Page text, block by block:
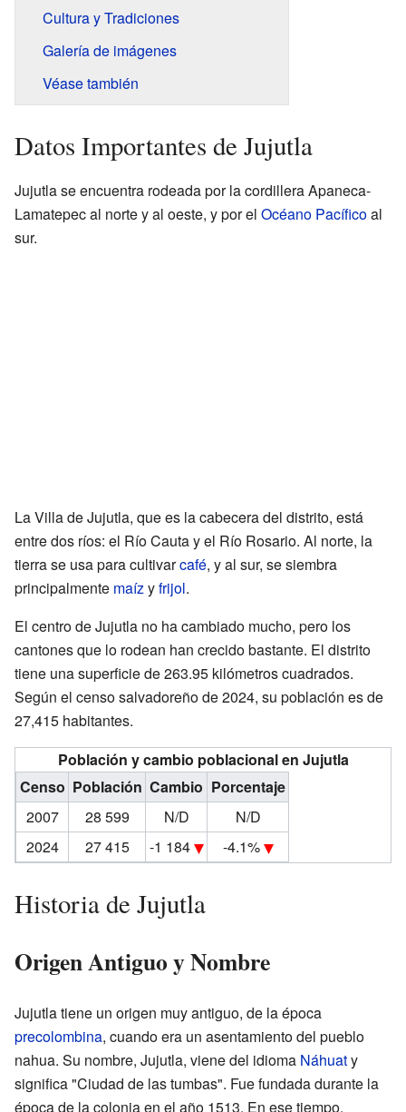
Cultura y Tradiciones
Galería de imágenes
Véase también
Datos Importantes de Jujutla
Jujutla se encuentra rodeada por la cordillera Apaneca-
Lamatepec al norte y al oeste, y por el Océano Pacíficoal
sur.
La Villa de Jujutla, que es la cabecera del distrito, está
entre dos ríos: el Río Cauta y el Río Rosario. Al norte, la
tierra se usa para cultivarcafé, y al sur, se siembra
principalmente maízyfrijol.
El centro de Jujutla no ha cambiado mucho, pero los
cantones que lo rodean han crecido bastante. El distrito
tiene una superficie de 263.95 kilómetros cuadrados.
Según el censo salvadoreño de 2024, su población es de
27,415 habitantes.
Población y cambio poblacional en Jujutla
Censo Población Cambio Porcentaje
2007
28 599 N/D
N/D
2024
27 415 -1 184 -4.1%
Historia de Jujutla
Origen Antiguo y Nombre
Jujutla tiene un origen muy antiguo, de la época
precolombina, cuando era un asentamiento del pueblo
nahua. Su nombre, Jujutla, viene del idioma Náhuaty
significa "Ciudad de las tumbas". Fue fundada durante la
época de la colonia en el año 1513. En ese tiempo,